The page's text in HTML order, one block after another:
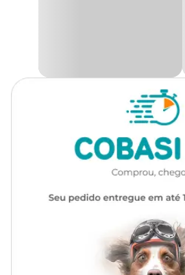
completamente segura para o ambiente
habitantes, não afetando a qualidade da
os peixes. Além disso, os caranguejos são
ser lavados com água corrente para
sempre limpos e vibrantes.
aquários de água doce,
mais interessante e visualmente
personalidade, criando um ambiente
Com esse enfeite, seuaquáriose
ambiente de exploração, repleto de